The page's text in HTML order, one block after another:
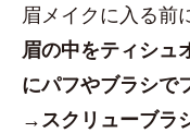
眉メイクに入る前
眉の中をティシュ
にパフやブラシで
→スクリューブラ